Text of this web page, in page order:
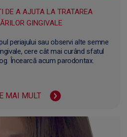
DE A AJUTA LA TRATAREA
GINGIVALE
periajului sau observi alte semne
cere cât mai curând sfatul
Încearcă acum parodontax.
MAI MULT